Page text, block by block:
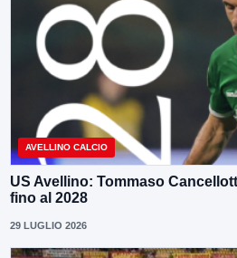
AVELLINO CALCIO
US Avellino: Tommaso
fino al 2028
29 LUGLIO 2026